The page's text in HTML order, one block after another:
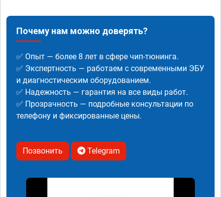
Почему нам можно доверять?
✅ Опыт — более 8 лет в сфере чип-тюнинга.
✅ Экспертность — работаем с современными ЭБУ
и диагностическим оборудованием.
✅ Надежность — гарантия на все виды работ.
✅ Прозрачность — подробные консультации по
телефону и фиксированные цены.
Позвонить Telegram